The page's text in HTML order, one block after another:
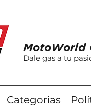
MotoWorld
Dale gas a tu
Categorias